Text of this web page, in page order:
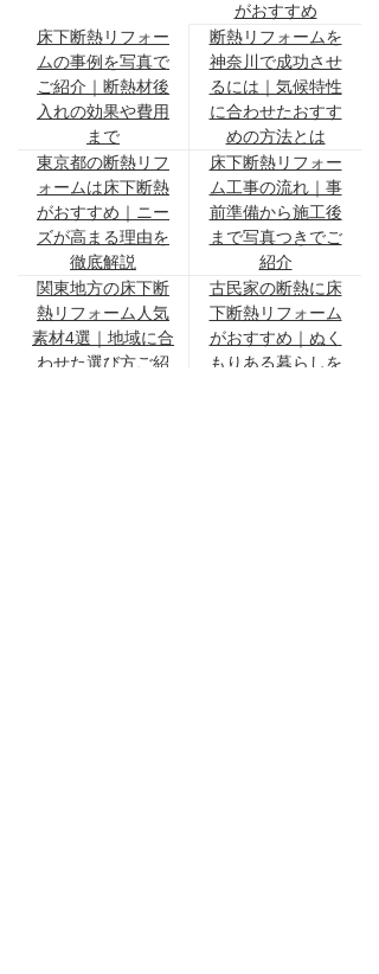
がおすすめ
床下断熱リフォー
ムの事例を写真で
ご紹介｜断熱材後
入れの効果や費用
まで
断熱リフォームを
神奈川で成功させ
るには｜気候特性
に合わせたおすす
めの方法とは
東京都の断熱リフ
ォームは床下断熱
がおすすめ｜ニー
ズが高まる理由を
徹底解説
床下断熱リフォー
ム工事の流れ｜事
前準備から施工後
まで写真つきでご
紹介
関東地方の床下断
熱リフォーム人気
素材4選｜地域に合
わせた選び方ご紹
古民家の断熱に床
下断熱リフォーム
がおすすめ｜ぬく
もりある暮らしを